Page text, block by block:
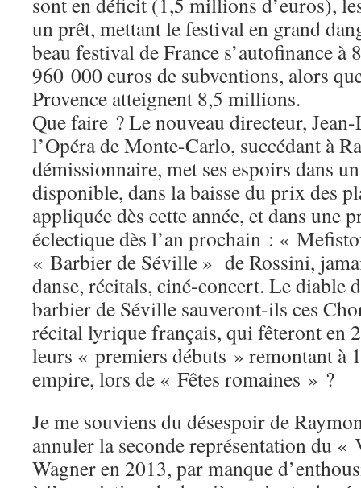
un prêt, mettant le festival en grand
beau festival de France s’autofinance à
960 000 euros de subventions, alors
Provence atteignent 8,5 millions.
Que faire ? Le nouveau directeur,
l’Opéra de Monte-Carlo, succédant à
démissionnaire, met ses espoirs dans
disponible, dans la baisse du prix des
appliquée dès cette année, et dans une
éclectique dès l’an prochain : «
« Barbier de Séville » de Rossini,
danse, récitals, ciné-concert. Le diable
barbier de Séville sauveront-ils ces
récital lyrique français, qui fêteront en
leurs « premiers débuts » remontant à
empire, lors de « Fêtes romaines » ?
Je me souviens du désespoir de
annuler la seconde représentation du «
Wagner en 2013, par manque